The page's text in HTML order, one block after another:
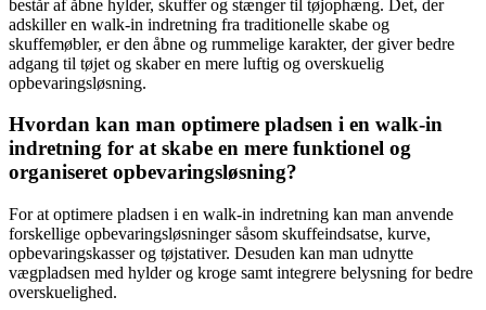
består af åbne hylder, skuffer og stænger til tøjophæng. Det, der
adskiller en walk-in indretning fra traditionelle skabe og
skuffemøbler, er den åbne og rummelige karakter, der giver bedre
adgang til tøjet og skaber en mere luftig og overskuelig
opbevaringsløsning.
Hvordan kan man optimere pladsen i en walk-in
indretning for at skabe en mere funktionel og
organiseret opbevaringsløsning?
For at optimere pladsen i en walk-in indretning kan man anvende
forskellige opbevaringsløsninger såsom skuffeindsatse, kurve,
opbevaringskasser og tøjstativer. Desuden kan man udnytte
vægpladsen med hylder og kroge samt integrere belysning for bedre
overskuelighed.